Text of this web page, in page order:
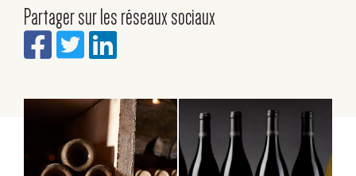
Partager sur les réseaux sociaux